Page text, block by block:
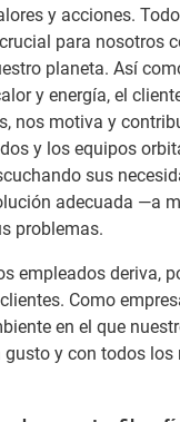
y acciones.
para nosotros
planeta. Así
y energía, el
nos motiva y
y los equipos
sus
adecuada —a
problemas.
empleados deriva,
Como
en el que
y con todos los